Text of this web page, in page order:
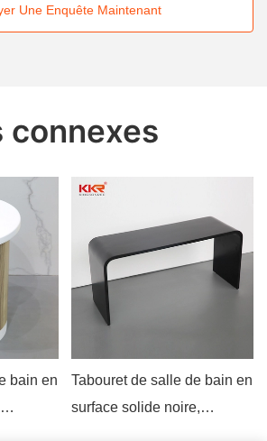
Une Enquête Maintenant
connexes
bain en
Tabouret de salle de bain en
surface solide noire,